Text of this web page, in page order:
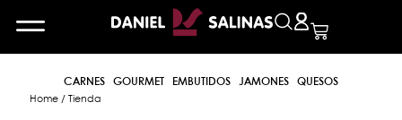
CARNES GOURMET EMBUTIDOS JAMONES QUESOS
Home/ Tienda